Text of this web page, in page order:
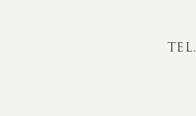
TEL.